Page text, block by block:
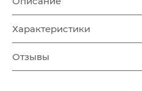
Характеристики
Отзывы